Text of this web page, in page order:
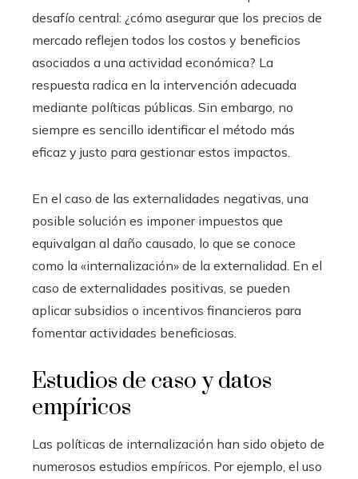
desafío central: ¿cómo asegurar que los precios de
mercado reflejen todos los costos y beneficios
asociados a una actividad económica? La
respuesta radica en la intervención adecuada
mediante políticas públicas. Sin embargo, no
siempre es sencillo identificar el método más
eficaz y justo para gestionar estos impactos.
En el caso de las externalidades negativas, una
posible solución es imponer impuestos que
equivalgan al daño causado, lo que se conoce
como la «internalización» de la externalidad. En el
caso de externalidades positivas, se pueden
aplicar subsidios o incentivos financieros para
fomentar actividades beneficiosas.
Estudios de caso y datos
empíricos
Las políticas de internalización han sido objeto de
numerosos estudios empíricos. Por ejemplo, el uso